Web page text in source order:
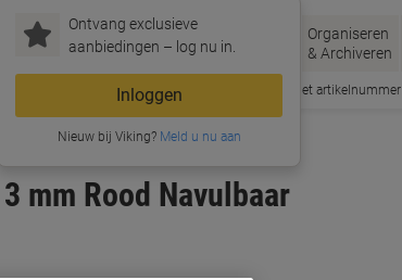
Ontvang exclusieve
aanbiedingen – log nu in.
Inloggen
Nieuw bij Viking?Meld u nu aan
&
Papier, Enveloppen
& Verpakken
Kantoorartikelen
Organiseren
& Archiveren
Snel bestellen met artikelnummer
mm Rood Navulbaar